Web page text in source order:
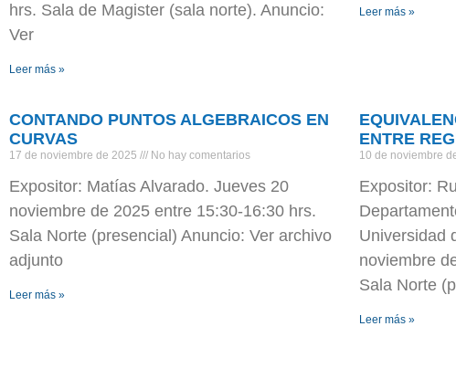
hrs. Sala de Magister (sala norte). Anuncio:
Ver
Leer más »
Leer más »
CONTANDO PUNTOS ALGEBRAICOS EN
CURVAS
17 de noviembre de 2025 No hay comentarios
Expositor: Matías Alvarado. Jueves 20
noviembre de 2025 entre 15:30-16:30 hrs.
Sala Norte (presencial) Anuncio: Ver archivo
adjunto
Leer más »
ENTRE
10 de noviembre
Expositor:
Universidad
noviembre
Sala Norte
Leer más »